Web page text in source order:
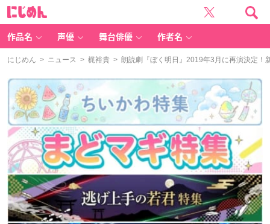
作品名 声優 舞台俳優 作者名
にじめん > ニュース > 梶裕貴 > 朗読劇『ぼく明日』2019年3月に再演決定！